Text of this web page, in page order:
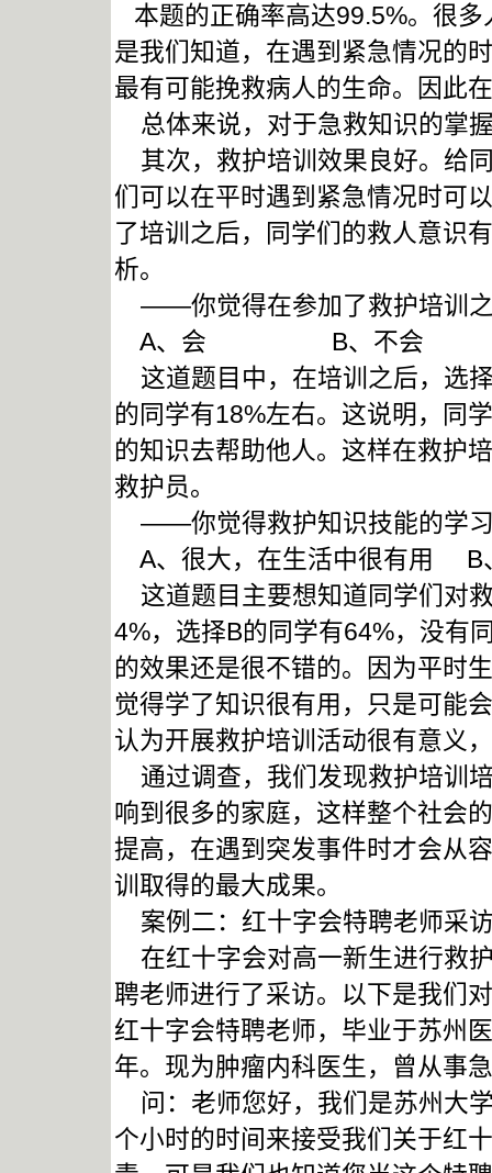
本题的正确率高达99.5%。很
是我们知道，在遇到紧急情况的
最有可能挽救病人的生命。因此
总体来说，对于急救知识的掌
其次，救护培训效果良好。给
们可以在平时遇到紧急情况时可
了培训之后，同学们的救人意识
析。
——你觉得在参加了救护培训之
A、会 B、不会 C
这道题目中，在培训之后，选
的同学有18%左右。这说明，同
的知识去帮助他人。这样在救护
救护员。
——你觉得救护知识技能的学习
A、很大，在生活中很有用
这道题目主要想知道同学们对
4%，选择B的同学有64%，没有
的效果还是很不错的。因为平时
觉得学了知识很有用，只是可能
认为开展救护培训活动很有意义
通过调查，我们发现救护培训
响到很多的家庭，这样整个社会
提高，在遇到突发事件时才会从
训取得的最大成果。
案例二：红十字会特聘老师采
在红十字会对高一新生进行救
聘老师进行了采访。以下是我们
红十字会特聘老师，毕业于苏州
年。现为肿瘤内科医生，曾从事
问：老师您好，我们是苏州大
个小时的时间来接受我们关于红